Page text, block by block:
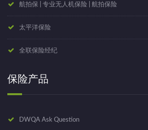
航拍保 | 专业无人机保险 | 航拍保险
太平洋保险
全联保险经纪
保险产品
DWQA Ask Question